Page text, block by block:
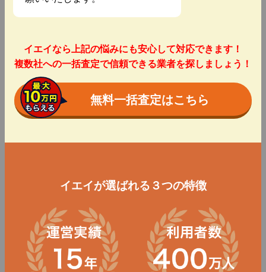
イエイなら上記の悩みにも安心して対応できます！
複数社への一括査定で信頼できる業者を探しましょう！
無料一括査定はこちら
イエイが選ばれる３つの特徴